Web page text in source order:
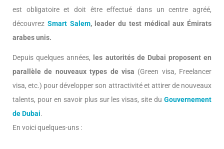
est obligatoire et doit être effectué dans un centre agréé,
découvrez Smart Salem, leader du test médical aux Émirats
arabes unis.
Depuis quelques années,
les autorités de Dubai proposent en
parallèle de nouveaux types de visa (Green visa, Freelancer
visa, etc.) pour développer son attractivité et attirer de nouveaux
talents, pour en savoir plus sur les visas, site du Gouvernement
de Dubai.
En voici quelques-uns :